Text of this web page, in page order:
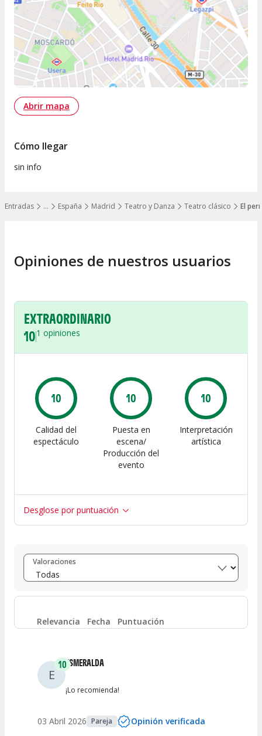
…
Mostrar todos los niveles
Entradas España Madrid Teatro y Danza Teatro clásico El
Abrir mapa
Cómo llegar
sin info
Opiniones de nuestros usuarios
EXTRAORDINARIO
101 opiniones
10
Calidad del
espectáculo
10
Puesta en
escena/
Producción del
evento
10
Interpretación
artística
Desglose por puntuación
Entre 8 y 10 (1)
Entre 6 y 8 (0)
Entre 4 y 6 0
Entre 0 y 2
Valoraciones
Relevancia Fecha Puntuación
E
10ESMERALDA
¡Lo recomienda!
03 Abril 2026 Pareja Opinión verificada